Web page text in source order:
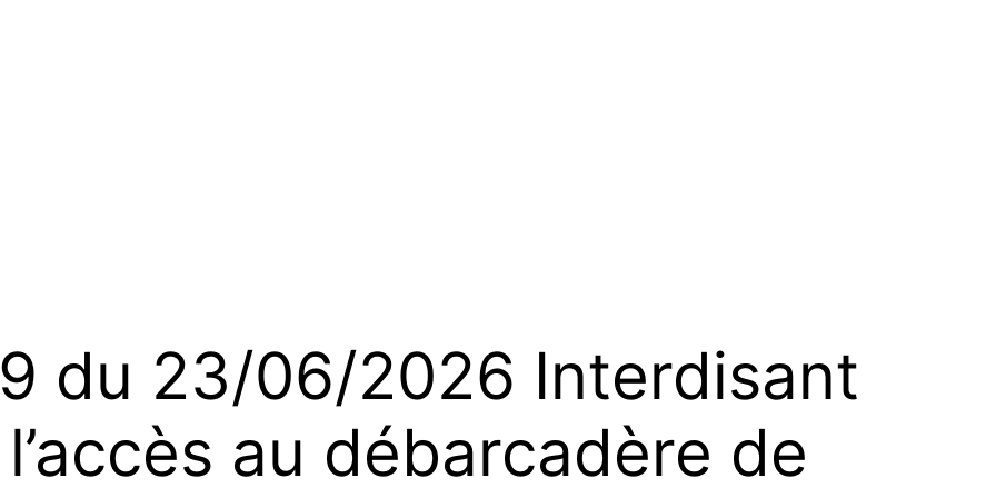
du 23/06/2026 Interdisant
au débarcadère de